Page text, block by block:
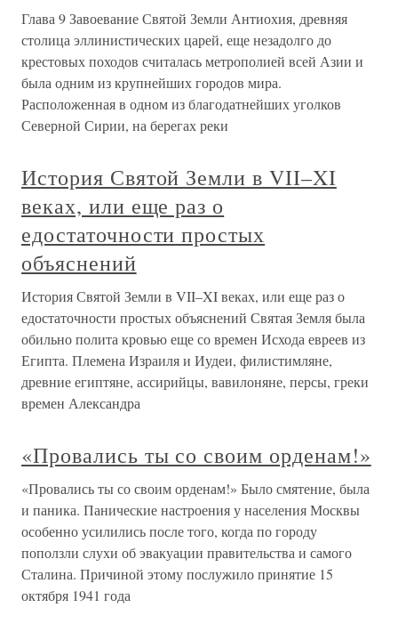
Глава 9 Завоевание Святой Земли Антиохия, древняя
столица эллинистических царей, еще незадолго до
крестовых походов считалась метрополией всей Азии и
была одним из крупнейших городов мира.
Расположенная в одном из благодатнейших уголков
Северной Сирии, на берегах реки
История Святой Земли в VII–XI
веках, или еще раз о
едостаточности простых
объяснений
История Святой Земли в VII–XI веках, или еще раз о
едостаточности простых объяснений Святая Земля была
обильно полита кровью еще со времен Исхода евреев из
Египта. Племена Израиля и Иудеи, филистимляне,
древние египтяне, ассирийцы, вавилоняне, персы, греки
времен Александра
«Провались ты со своим орденам!»
«Провались ты со своим орденам!» Было смятение, была
и паника. Панические настроения у населения Москвы
особенно усилились после того, когда по городу
поползли слухи об эвакуации правительства и самого
Сталина. Причиной этому послужило принятие 15
октября 1941 года